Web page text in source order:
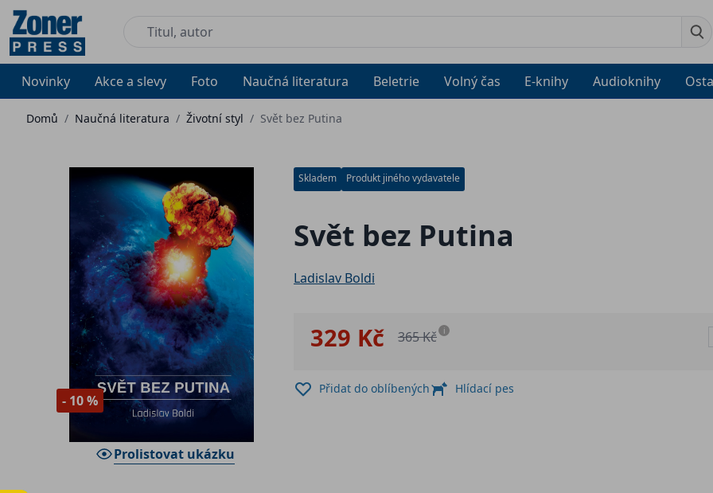
Novinky Akce a slevy Foto Naučná literatura Beletrie Volný čas E-knihy Audioknihy
Domů / Naučná literatura / Životní styl / Svět bez Putina
- 10 %
Prolistovat ukázku
Skladem Produkt jiného vydavatele
Svět bez Putina
Ladislav Boldi
329 Kč 365 Kč i
Přidat do oblíbených Hlídací pes